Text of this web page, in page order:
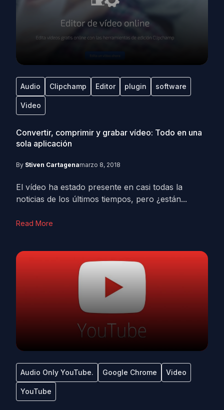
Audio Clipchamp Editor plugin software
Video
Convertir, comprimir y grabar vídeo: Todo en una
sola aplicación
By Stiven Cartagenamarzo 8, 2018
El vídeo ha estado presente en casi todas la
noticias de los últimos tiempos, pero ¿están...
Read More
Audio Only YouTube. Google Chrome Video
YouTube